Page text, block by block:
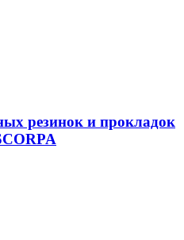
резинок и прокладок